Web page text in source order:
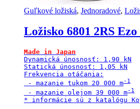
Guľkové ložiská, Jednoradové,
Ložisko 6801 2RS Ezo
Made in Japan
Dynamická únosnosť: 1,90 kN
Statická únosnosť: 1,05 kN
Frekvencia otáčania:
- mazanie tukom 20 000 m
- mazanie olejom 39 000 m
* informácie sú z katalógu